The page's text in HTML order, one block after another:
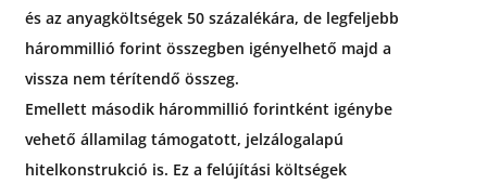
és az anyagköltségek 50 százalékára, de legfeljebb
hárommillió forint összegben igényelhető majd a
vissza nem térítendő összeg.
Emellett második hárommillió forintként igénybe
vehető államilag támogatott, jelzálogalapú
hitelkonstrukció is. Ez a felújítási költségek